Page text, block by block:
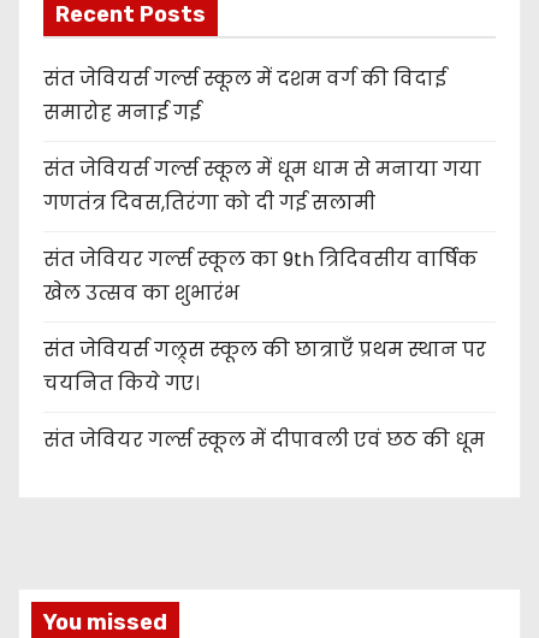
Recent Posts
संत जेवियर्स गर्ल्स स्कूल में दशम वर्ग की विदाई
समारोह मनाई गई
संत जेवियर्स गर्ल्स स्कूल में धूम धाम से मनाया गया
गणतंत्र दिवस,तिरंगा को दी गई सलामी
संत जेवियर गर्ल्स स्कूल का 9th त्रिदिवसीय वार्षिक
खेल उत्सव का शुभारंभ
संत जेवियर्स गल्र्स स्कूल की छात्र‌ाएँ प्रथम स्थान पर
चयनित किये गए।
संत जेवियर गर्ल्स स्कूल में दीपावली एवं छठ की धूम
You missed